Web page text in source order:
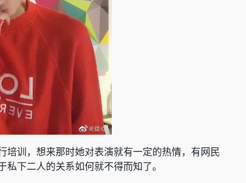
训，想来那时她对表演就有一定的热情，有网民
下二人的关系如何就不得而知了。